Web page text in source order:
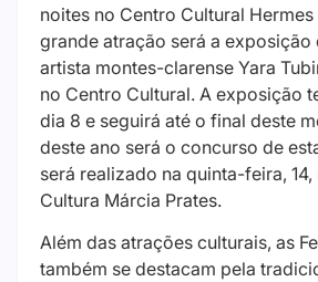
noites no Centro Cultural Hermes
grande atração será a exposição
artista montes-clarense Yara
no Centro Cultural. A exposição
dia 8 e seguirá até o final deste
deste ano será o concurso de
será realizado na quinta-feira, 14,
Cultura Márcia Prates.
Além das atrações culturais, as
também se destacam pela